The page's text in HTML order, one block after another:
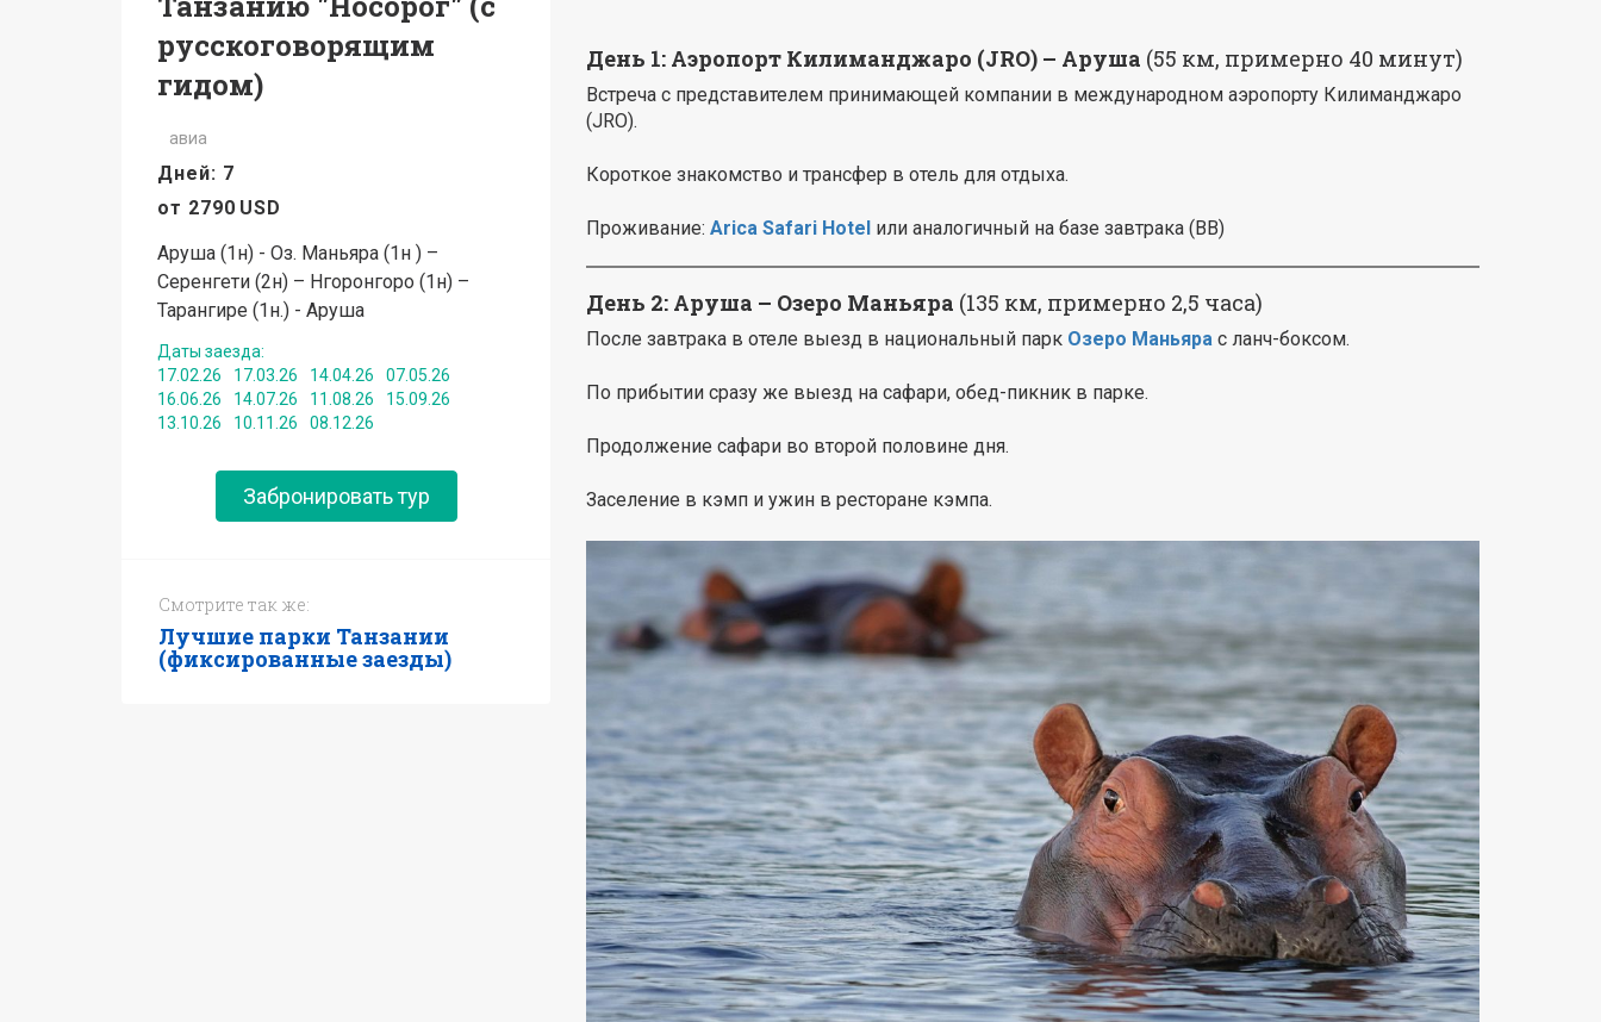
русскоговорящим
гидом)
авиа
Дней: 7
от 2790 USD
Аруша (1н) - Оз. Маньяра (1н ) –
Серенгети (2н) – Нгоронгоро (1н) –
Тарангире (1н.) - Аруша
Даты заезда:
17.02.26
17.03.26 14.04.26
07.05.26
16.06.26
14.07.26 11.08.26
15.09.26
13.10.26
10.11.26 08.12.26
Забронировать тур
Смотрите так же:
Лучшие парки Танзании
(фиксированные заезды)
День 1: Аэропорт Килиманджаро (JRO) – Аруша (55 км, примерно 40 минут)
Встреча с представителем принимающей компании в международном аэропорту Килиманджаро
(JRO).
Короткое знакомство и трансфер в отель для отдыха.
Проживание: Arica Safari Hotel или аналогичный на базе завтрака (BB)
День 2: Аруша – Озеро Маньяра (135 км, примерно 2,5 часа)
После завтрака в отеле выезд в национальный парк Озеро Маньяра с ланч-боксом.
По прибытии сразу же выезд на сафари, обед-пикник в парке.
Продолжение сафари во второй половине дня.
Заселение в кэмп и ужин в ресторане кэмпа.